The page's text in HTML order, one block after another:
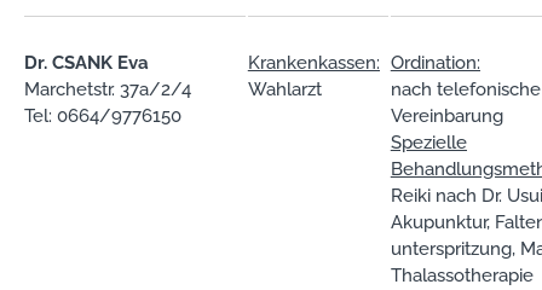
Dr. CSANK Eva
Marchetstr. 37a/2/4
Tel: 0664/9776150
Krankenkassen:
Wahlarzt
Ordination:
nach
Vereinbarung
Spezielle
Reiki nach Dr.
Akupunktur,
unterspritzung,
Thalassotherapie